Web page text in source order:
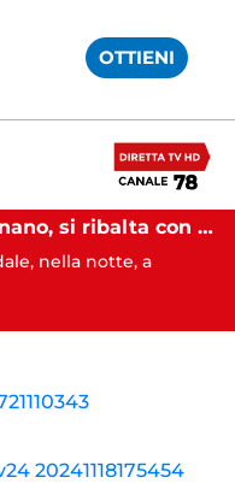
OTTIENI
Pontecagnano, si ribalta con l'auto alla rotatoria: giovane ferito
nella notte, a